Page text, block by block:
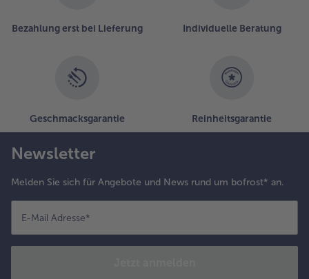
Bezahlung erst bei Lieferung Individuelle Beratung
Geschmacksgarantie Reinheitsgarantie
Newsletter
Melden Sie sich für Angebote und News rund um bofrost* an.
E-Mail Adresse*